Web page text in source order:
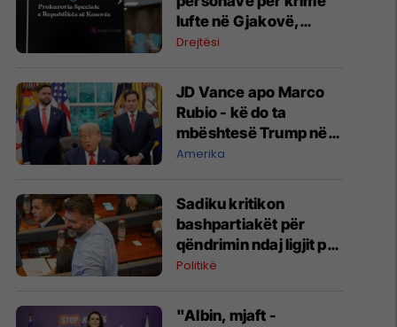
lufte në Gjakovë,
përfshirë Radoiçiqin
Drejtësi
JD Vance apo Marco
Rubio - kë do ta
mbështesë Trump në
zgjedhjet presidenciale
Amerika
Sadiku kritikon
bashpartiakët për
qëndrimin ndaj ligjit për
shtetësinë: Ne është
nuk e bëmë
Politikë
"Albin, mjaft -